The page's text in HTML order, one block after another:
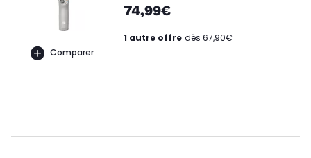
Comparer
74,99€
1 autre offre dès 67,90€